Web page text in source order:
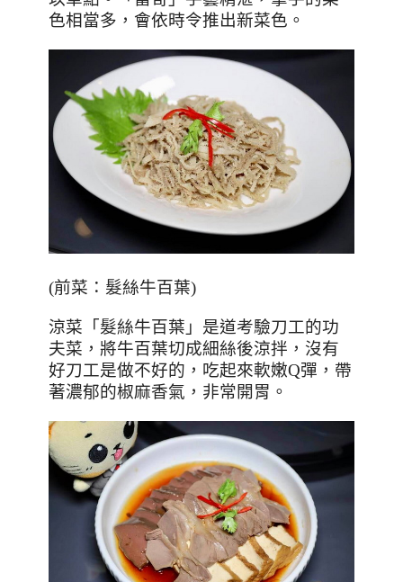
色相當多，會依時令推出新菜色。
(前菜：髮絲牛百葉)
涼菜「髮絲牛百葉」是道考驗刀工的功
夫菜，將牛百葉切成細絲後涼拌，沒有
好刀工是做不好的，吃起來軟嫩Q彈，帶
著濃郁的椒麻香氣，非常開胃。